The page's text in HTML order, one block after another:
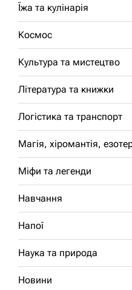
Їжа та кулінарія
Космос
Культура та мистецтво
Література та книжки
Логістика та транспорт
Магія, хіромантія,
Міфи та легенди
Навчання
Напої
Наука та природа
Новини